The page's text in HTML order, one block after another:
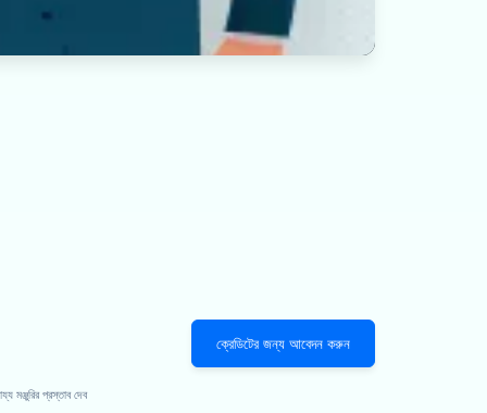
মঞ্জুরির প্রস্তাব দেব
ক্রেডিটের জন্য আবেদন করুন